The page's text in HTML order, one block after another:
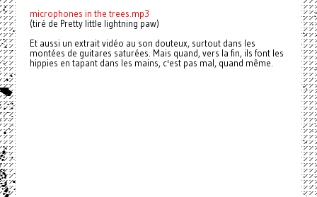
microphones in the trees.mp3
(tiré de Pretty little lightning paw)
Et aussi un extrait vidéo au son douteux, surtout dans les
montées de guitares saturées. Mais quand, vers la fin, ils font les
hippies en tapant dans les mains, c'est pas mal, quand même.